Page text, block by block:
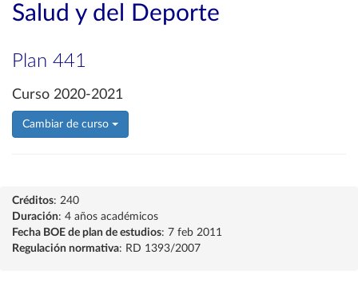
Salud y del Deporte
Plan 441
Curso 2020-2021
Cambiar de curso
Créditos: 240
Duración: 4 años académicos
Fecha BOE de plan de estudios: 7 feb 2011
Regulación normativa: RD 1393/2007